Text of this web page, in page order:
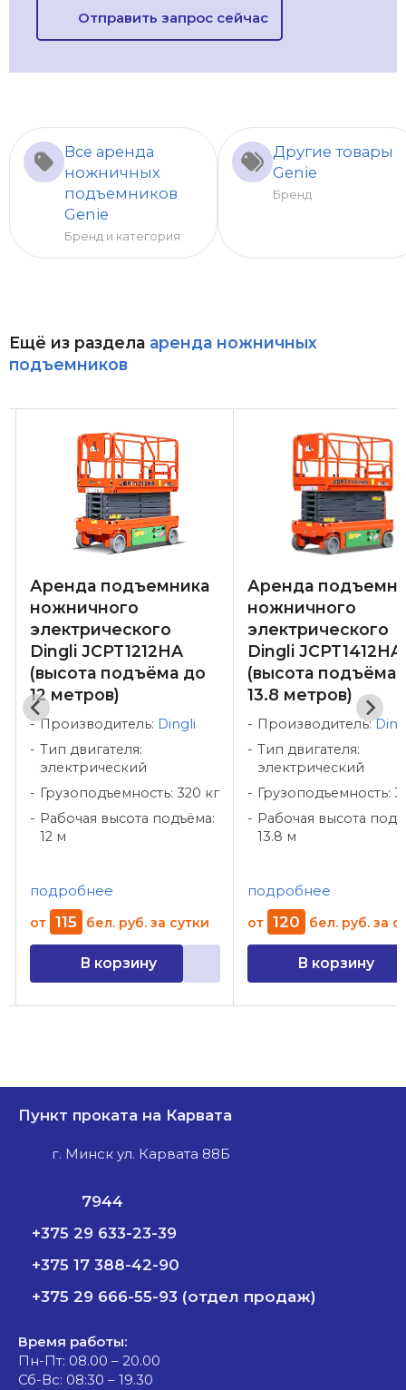
Отправить запрос сейчас
Все аренда
ножничных
подъемников
Genie
Бренд и категория
Другие товары
Genie
Бренд
Ещё из раздела аренда ножничных
подъемников
Аренда подъемника
ножничного
электрического
Dingli JCPT1212HA
(высота подъёма до
12 метров)
Производитель: Dingli
Тип двигателя:
электрический
Грузоподъемность: 320 кг
Рабочая высота подъёма:
12 м
подробнее
от 115 бел. руб. за сутки
В корзину
Аренда
ножничного
электрического
Dingli JCPT1412HA
(высота подъёма
13.8 метров)
Производитель:
Тип двигателя:
электрический
Грузоподъемность:
Рабочая высота
13.8 м
подробнее
от 120 бел. руб. за
В корзину
Пункт проката на Карвата
г. Минск ул. Карвата 88Б
7944
+375 29 633-23-39
+375 17 388-42-90
+375 29 666-55-93 (отдел продаж)
Время работы:
Пн-Пт: 08.00 – 20.00
Сб-Вс: 08:30 – 19.30